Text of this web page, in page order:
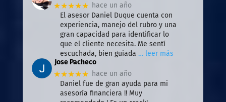
★★★★★ hace un año
El asesor Daniel Duque cuenta con
experiencia, manejo del rubro y una
gran capacidad para identificar lo
que el cliente necesita. Me sentí
escuchada, bien guiada … leer más
Jose Pacheco
★★★★★ hace un año
Daniel fue de gran ayuda para mi
asesoría financiera !! Muy